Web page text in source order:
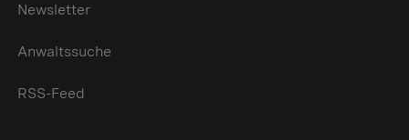
Newsletter
Anwaltssuche
RSS-Feed